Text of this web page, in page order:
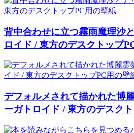
背中合わせに立つ霧雨魔理沙
ロイド / 東方のデスクトップ
デフォルメされて描かれた博
ーガトロイド / 東方のデスク